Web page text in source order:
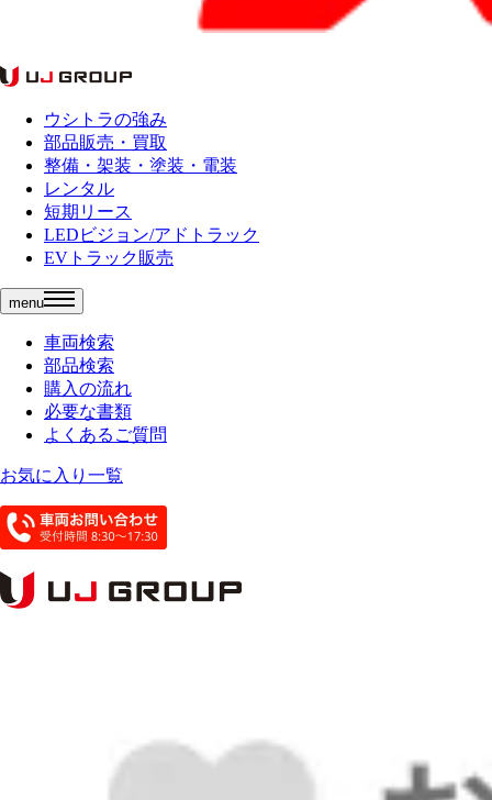
ウシトラの強み
部品販売・買取
整備・架装・塗装・電装
レンタル
短期リース
LEDビジョン/アドトラック
EVトラック販売
menu
車両検索
部品検索
購入の流れ
必要な書類
よくあるご質問
お気に入り一覧